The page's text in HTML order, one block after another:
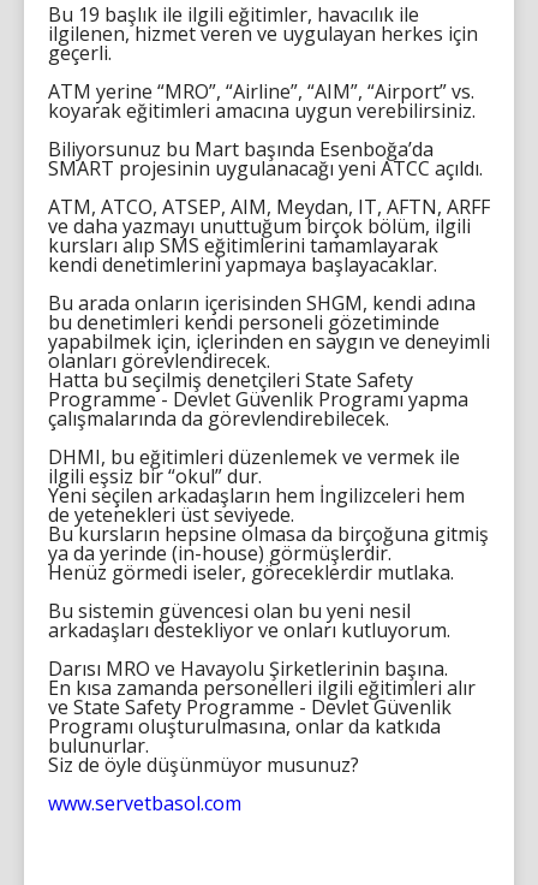
Bu 19 başlık ile ilgili eğitimler, havacılık ile
ilgilenen, hizmet veren ve uygulayan herkes için
geçerli.
ATM yerine “MRO”, “Airline”, “AIM”, “Airport” vs.
koyarak eğitimleri amacına uygun verebilirsiniz.
Biliyorsunuz bu Mart başında Esenboğa’da
SMART projesinin uygulanacağı yeni ATCC açıldı.
ATM, ATCO, ATSEP, AIM, Meydan, IT, AFTN, ARFF
ve daha yazmayı unuttuğum birçok bölüm, ilgili
kursları alıp SMS eğitimlerini tamamlayarak
kendi denetimlerini yapmaya başlayacaklar.
Bu arada onların içerisinden SHGM, kendi adına
bu denetimleri kendi personeli gözetiminde
yapabilmek için, içlerinden en saygın ve deneyimli
olanları görevlendirecek.
Hatta bu seçilmiş denetçileri State Safety
Programme - Devlet Güvenlik Programı yapma
çalışmalarında da görevlendirebilecek.
DHMI, bu eğitimleri düzenlemek ve vermek ile
ilgili eşsiz bir “okul” dur.
Yeni seçilen arkadaşların hem İngilizceleri hem
de yetenekleri üst seviyede.
Bu kursların hepsine olmasa da birçoğuna gitmiş
ya da yerinde (in-house) görmüşlerdir.
Henüz görmedi iseler, göreceklerdir mutlaka.
Bu sistemin güvencesi olan bu yeni nesil
arkadaşları destekliyor ve onları kutluyorum.
Darısı MRO ve Havayolu Şirketlerinin başına.
En kısa zamanda personelleri ilgili eğitimleri alır
ve State Safety Programme - Devlet Güvenlik
Programı oluşturulmasına, onlar da katkıda
bulunurlar.
Siz de öyle düşünmüyor musunuz?
www.servetbasol.com